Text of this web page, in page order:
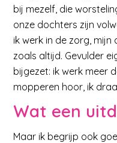
bij mezelf, die
onze dochters zijn
ik werk in de zorg, mijn
zoals altijd. Gevulder
bijgezet: ik werk meer
mopperen hoor, ik
Wat een
Maar ik begrijp ook